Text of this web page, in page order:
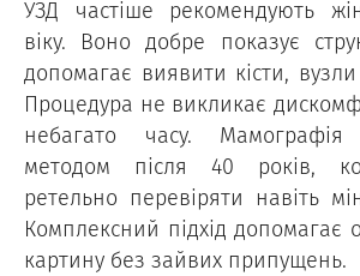
УЗД частіше рекомендують
віку. Воно добре показує
допомагає виявити кісти,
Процедура не викликає
небагато часу.
методом після 40 років,
ретельно перевіряти навіть
Комплексний підхід допомагає
картину без зайвих припущень.